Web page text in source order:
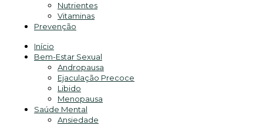
Nutrientes
Vitaminas
Prevenção
Início
Bem-Estar Sexual
Andropausa
Ejaculação Precoce
Libido
Menopausa
Saúde Mental
Ansiedade